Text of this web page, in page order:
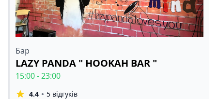
Бар
LAZY PANDA " HOOKAH BAR "
15:00 - 23:00
4.4 5 відгуків